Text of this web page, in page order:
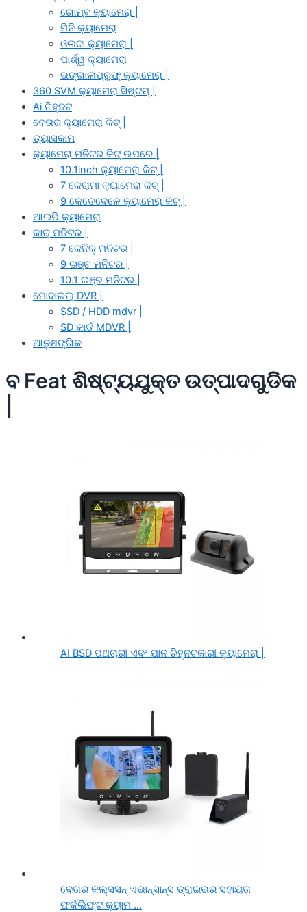
ଗୋମ୍ବ କ୍ୟାମେରା |
ମିନି କ୍ୟାମେରା
ଓଲଟା କ୍ୟାମେରା |
ପାର୍ଶ୍ୱ କ୍ୟାମେରା
ଭଙ୍ଗାଲପ୍ରୁଫ୍ କ୍ୟାମେରା |
360 SVM କ୍ୟାମେରା ସିଷ୍ଟମ୍ |
Ai ଚିହ୍ନଟ
ବେତାର କ୍ୟାମେରା କିଟ୍ |
ଡ୍ୟାସକାମ
କ୍ୟାମେରା ମନିଟର କିଟ୍ ଉପରେ |
10.1inch କ୍ୟାମେରା କିଟ୍ |
7 କେରାମା କ୍ୟାମେରା କିଟ୍ |
9 କେତେବେଳେ କ୍ୟାମେରା କିଟ୍ |
ଆଇପି କ୍ୟାମେରା
କାର୍ ମନିଟର |
7 କେନିକ୍ ମନିଟର |
9 ଇଞ୍ଚ ମନିଟର |
10.1 ଇଞ୍ଚ ମନିଟର |
ମୋବାଇଲ୍ DVR |
SSD / HDD mdvr |
SD କାର୍ଡ MDVR |
ଆନୁଷଙ୍ଗିକ
ବ Feat ଶିଷ୍ଟ୍ୟଯୁକ୍ତ ଉତ୍ପାଦଗୁଡିକ
AI BSD ପଥଚାରୀ ଏବଂ ଯାନ ଚିହ୍ନଟକାରୀ କ୍ୟାମେରା |
ବେତାର କଲ୍ସସନ୍ ଏଭାନ୍ସାନ୍ସ ଡ୍ରାଇଭର ସହାୟତା
ଫର୍କଲିଫ୍ଟ କ୍ୟାମ ...